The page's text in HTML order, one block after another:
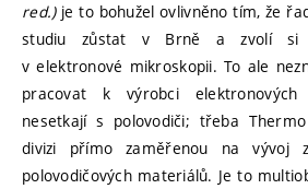
red.)je to bohužel ovlivněno tím, že
studiu zůstat v Brně a zvolí si
v elektronové mikroskopii. To ale
pracovat k výrobci
nesetkají s polovodiči; třeba
divizi přímo zaměřenou na vývoj
polovodičových materiálů. Je to